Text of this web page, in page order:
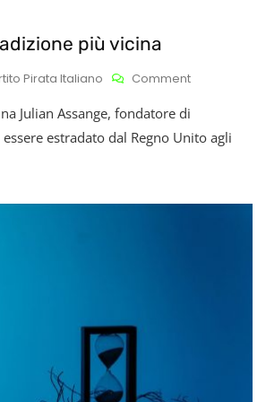
più vicina
Pirata Italiano CommentOn
Più
Vicina
Julian Assange, fondatore di
estradato dal Regno Unito agli